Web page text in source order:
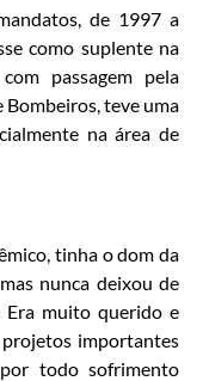
de 1997 a
como suplente na
passagem pela
teve uma
na área de
tinha o dom da
nunca deixou de
Era muito querido e
importantes
todo sofrimento